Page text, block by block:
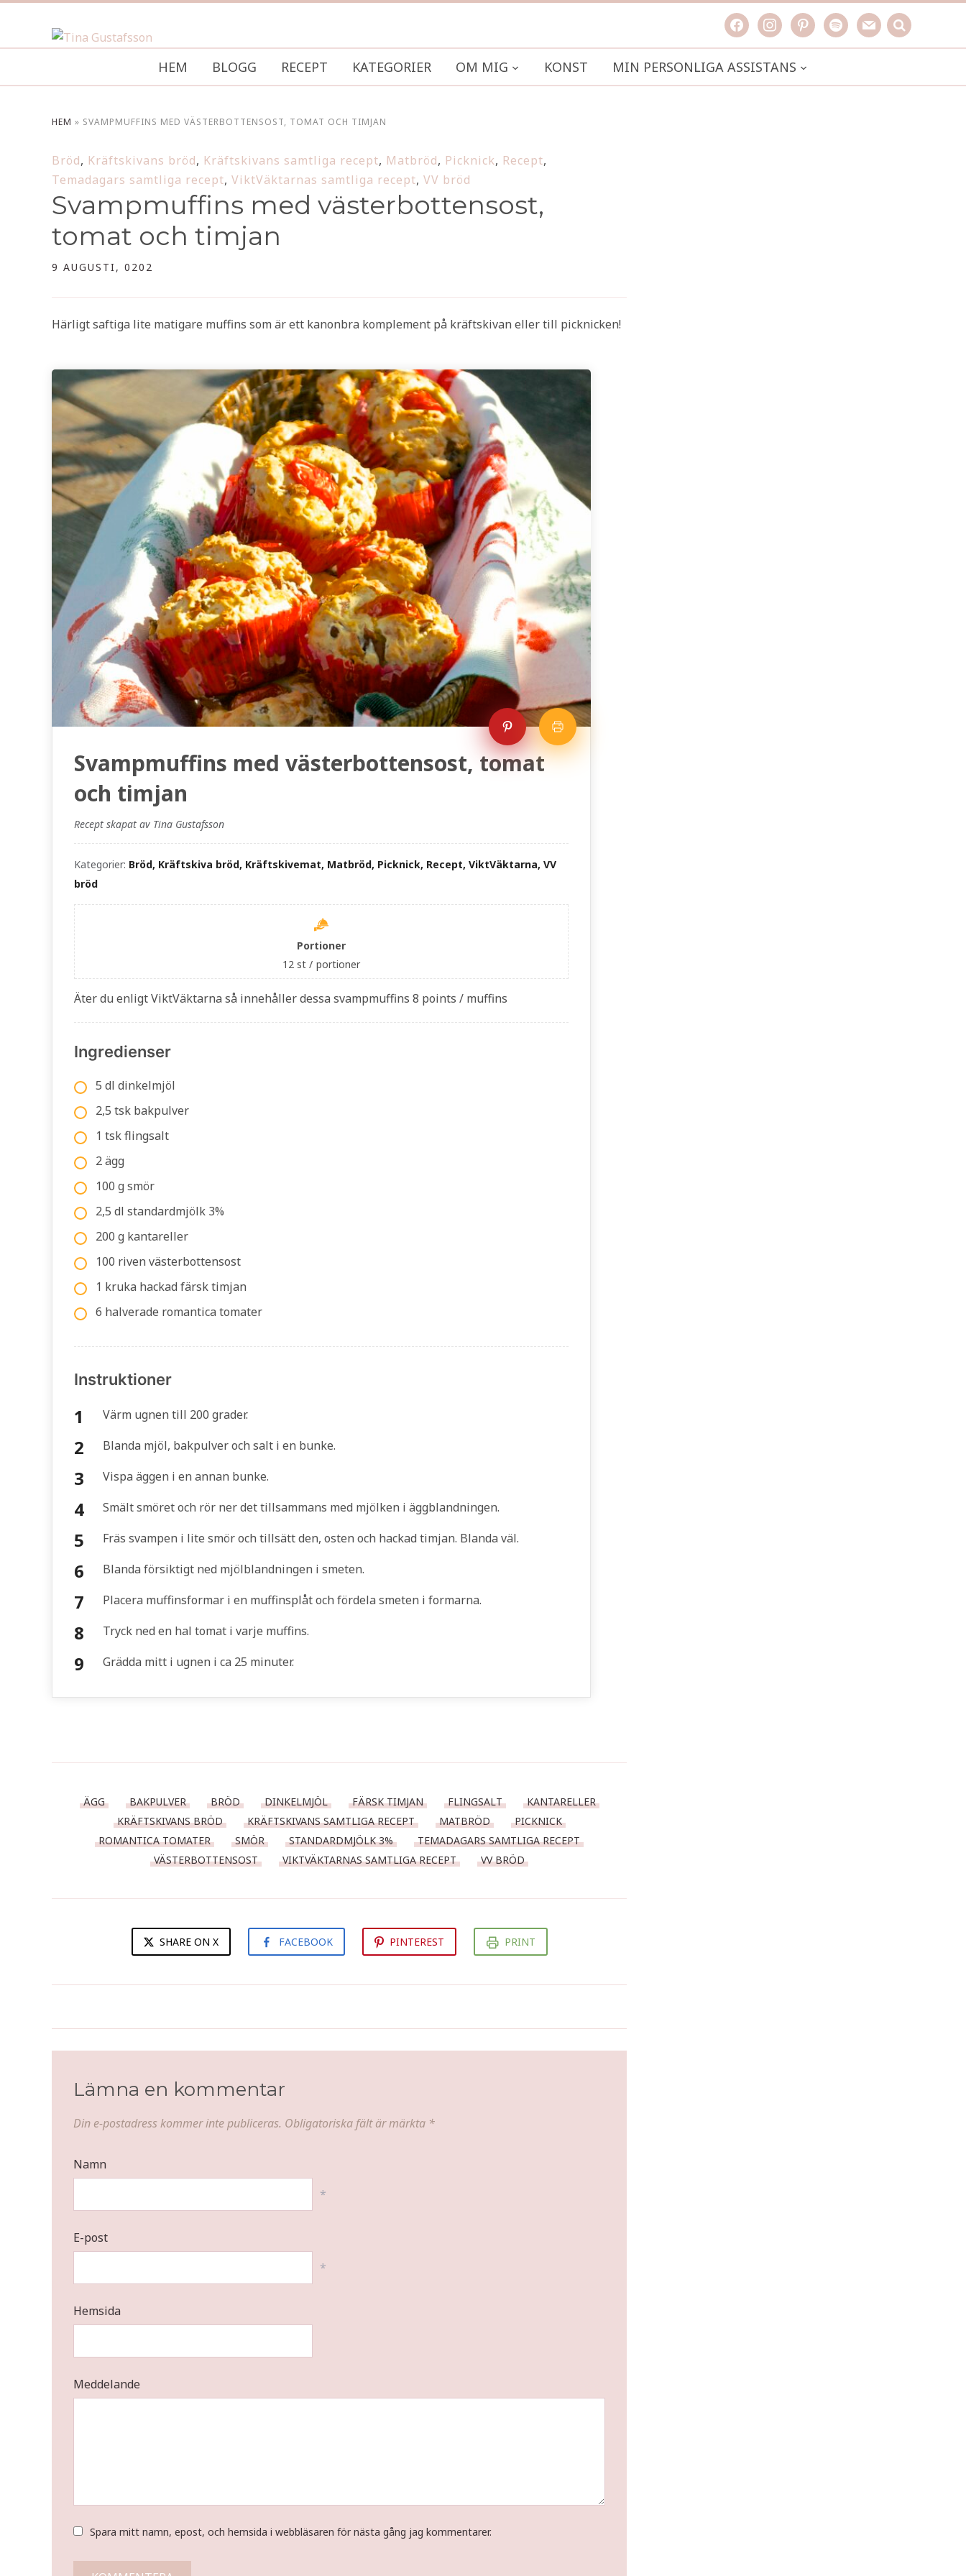
facebookinstagrampinterestspotifymail search
HEM BLOGG RECEPT KATEGORIER OM MIG KONST MIN PERSONLIGA ASSISTANS
HEM » SVAMPMUFFINS MED VÄSTERBOTTENSOST, TOMAT OCH TIMJAN
Bröd, Kräftskivans bröd, Kräftskivans samtliga recept, Matbröd, Picknick, Recept,
Temadagars samtliga recept, ViktVäktarnas samtliga recept, VV bröd
Svampmuffins med västerbottensost,
tomat och timjan
9 AUGUSTI, 0202
Härligt saftiga lite matigare muffins som är ett kanonbra komplement på kräftskivan eller till picknicken!
Svampmuffins med västerbottensost, tomat
och timjan
Recept skapat av Tina Gustafsson
Kategorier: Bröd, Kräftskiva bröd, Kräftskivemat, Matbröd, Picknick, Recept, ViktVäktarna, VV
bröd
Portioner
12 st / portioner
Äter du enligt ViktVäktarna så innehåller dessa svampmuffins 8 points / muffins
Ingredienser
5 dl dinkelmjöl
2,5 tsk bakpulver
1 tsk flingsalt
2 ägg
100 g smör
2,5 dl standardmjölk 3%
200 g kantareller
100 riven västerbottensost
1 kruka hackad färsk timjan
6 halverade romantica tomater
Instruktioner
Värm ugnen till 200 grader.
Blanda mjöl, bakpulver och salt i en bunke.
Vispa äggen i en annan bunke.
Smält smöret och rör ner det tillsammans med mjölken i äggblandningen.
Fräs svampen i lite smör och tillsätt den, osten och hackad timjan. Blanda väl.
Blanda försiktigt ned mjölblandningen i smeten.
Placera muffinsformar i en muffinsplåt och fördela smeten i formarna.
Tryck ned en hal tomat i varje muffins.
Grädda mitt i ugnen i ca 25 minuter.
ÄGG BAKPULVER BRÖD DINKELMJÖL FÄRSK TIMJAN FLINGSALT
KANTARELLER
KRÄFTSKIVANS BRÖD
KRÄFTSKIVANS SAMTLIGA RECEPT MATBRÖD
PICKNICK
ROMANTICA TOMATER
SMÖR STANDARDMJÖLK 3%
TEMADAGARS SAMTLIGA RECEPT
VÄSTERBOTTENSOST
VIKTVÄKTARNAS SAMTLIGA RECEPT VV BRÖD
SHARE ON X FACEBOOK PINTEREST PRINT
Lämna en kommentar
Din e-postadress kommer inte publiceras. Obligatoriska fält är märkta *
Namn
*
E-post
*
Hemsida
Meddelande
Spara mitt namn, epost, och hemsida i webbläsaren för nästa gång jag kommentarer.